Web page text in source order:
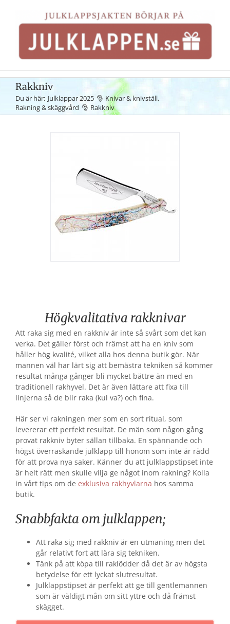
innehållet
Rakkniv
Du är här: Julklappar 2025
Knivar & knivställ
Rakning & skäggvård
Rakkniv
Högkvalitativa rakknivar
Att raka sig med en rakkniv är inte så svårt som det kan
verka. Det gäller först och främst att ha en kniv som
håller hög kvalité, vilket alla hos denna butik gör. När
mannen väl har lärt sig att bemästra tekniken så kommer
resultat många gånger bli mycket bättre än med en
traditionell rakhyvel. Det är även lättare att fixa till
linjerna så de blir raka (kul va?) och fina.
Här ser vi rakningen mer som en sort ritual, som
levererar ett perfekt resultat. De män som någon gång
provat rakkniv byter sällan tillbaka. En spännande och
högst överraskande julklapp till honom som inte är rädd
för att prova nya saker. Känner du att julklappstipset inte
är helt rätt men skulle vilja ge något inom rakning? Kolla
in vårt tips om de exklusiva rakhyvlarna hos samma
butik.
Snabbfakta om julklappen;
Att raka sig med rakkniv är en utmaning men det
går relativt fort att lära sig tekniken.
Tänk på att köpa till raklödder då det är av högsta
betydelse för ett lyckat slutresultat.
Julklappstipset är perfekt att ge till gentlemannen
som är väldigt mån om sitt yttre och då främst
skägget.